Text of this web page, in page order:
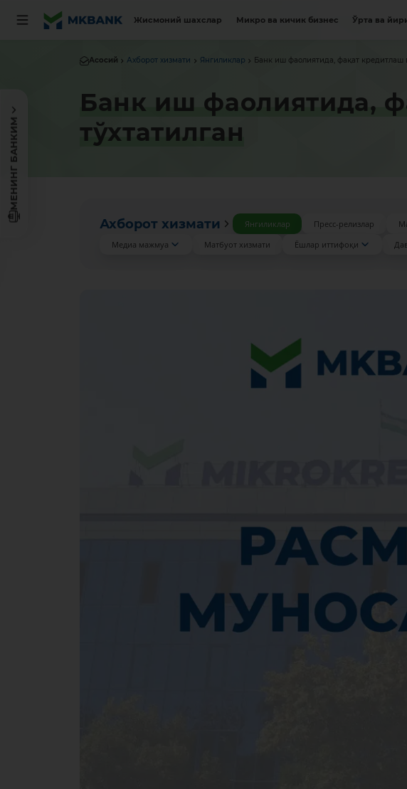
Жисмоний шахслар Микро ва кичик бизнес Ўрта ва
МЕНИНГ БАНКИМ
Асосий Ахборот хизмати Янгиликлар Банк иш фаолиятида, фақат кредитлаш
Банк иш фаолиятида,
тўхтатилган
Ахборот хизмати Янгиликлар Пресс-релизлар
Медиа мажмуа
Матбуот хизмати Ёшлар иттифоқи